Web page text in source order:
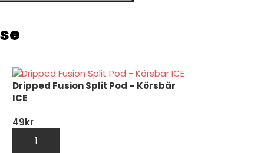
Dripped Fusion Split Pod – Körsbär
ICE
49kr
LÄGG TILL I VARUKORG